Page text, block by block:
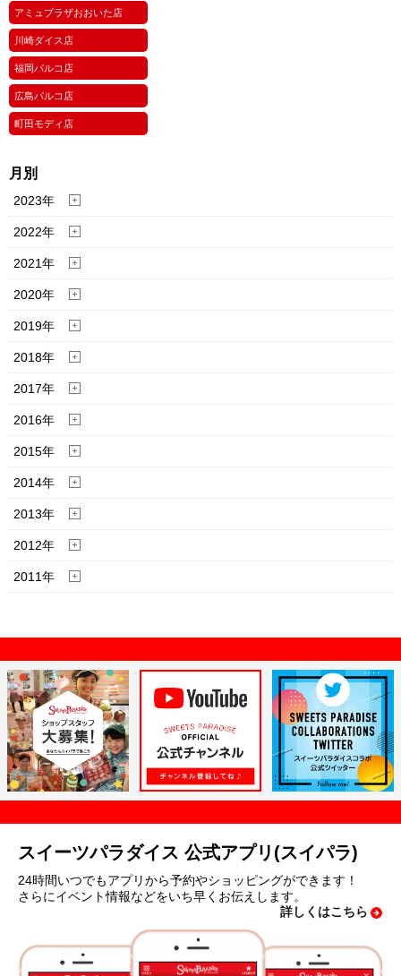
アミュプラザおおいた店
川崎ダイス店
福岡パルコ店
広島パルコ店
町田モディ店
月別
2023年
2022年
2021年
2020年
2019年
2018年
2017年
2016年
2015年
2014年
2013年
2012年
2011年
スイーツパラダイス 公式アプリ(スイパラ)
24時間いつでもアプリから予約やショッピングができます！
さらにイベント情報などをいち早くお伝えします。
詳しくはこちら